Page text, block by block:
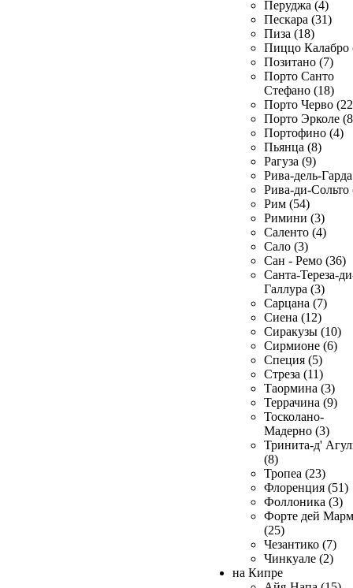
Перуджа (4)
Пескара (31)
Пиза (18)
Пиццо Калабро
Позитано (7)
Порто Санто
Стефано (18)
Порто Черво
Порто Эрколе
Портофино (4)
Пьянца (8)
Рагуза (9)
Рива-дель-
Рива-ди-Сольто
Рим (54)
Римини (3)
Саленто (4)
Сало (3)
Сан - Ремо (36)
Санта-Тереза-
Галлура (3)
Сарцана (7)
Сиена (12)
Сиракузы (10)
Сирмионе (6)
Специя (5)
Стреза (11)
Таормина (3)
Террачина (9)
Тосколано-
Мадерно (3)
Тринита-д'
(8)
Тропеа (23)
Флоренция (51)
Фоллоника (3)
Форте дей
(25)
Чезантико (7)
Чинкуале (2)
на Кипре